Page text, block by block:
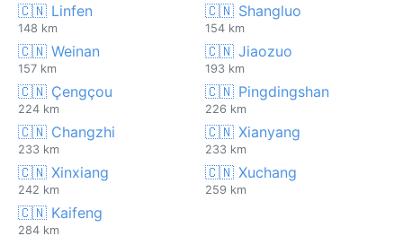
🇨🇳 Linfen
148 km
🇨🇳 Shangluo
154 km
🇨🇳 Weinan
157 km
🇨🇳 Jiaozuo
193 km
🇨🇳 Çengçou
224 km
🇨🇳 Pingdingshan
226 km
🇨🇳 Changzhi
233 km
🇨🇳 Xianyang
233 km
🇨🇳 Xinxiang
242 km
🇨🇳 Xuchang
259 km
🇨🇳 Kaifeng
284 km